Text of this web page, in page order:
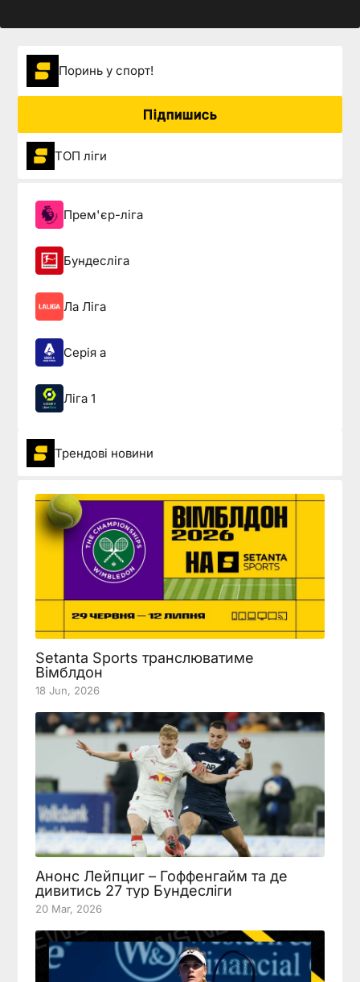
Поринь у спорт!
Підпишись
ТОП ліги
Прем'єр-ліга
Бундесліга
Ла Ліга
Серія а
Ліга 1
Трендові новини
Setanta Sports транслюватиме
Вімблдон
18 Jun, 2026
Анонс Лейпциг – Гоффенгайм та де
дивитись 27 тур Бундесліги
20 Mar, 2026